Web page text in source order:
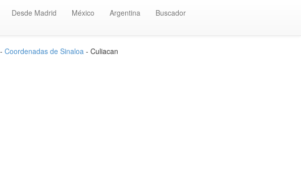
Desde Madrid México Argentina Buscador
- Coordenadas de Sinaloa - Culiacan